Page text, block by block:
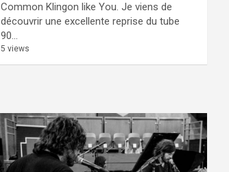
Common Klingon like You. Je viens de
découvrir une excellente reprise du tube
90...
5 views